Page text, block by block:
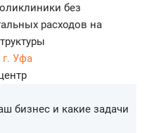
без
расходов на
Уфа
бизнес и какие задачи